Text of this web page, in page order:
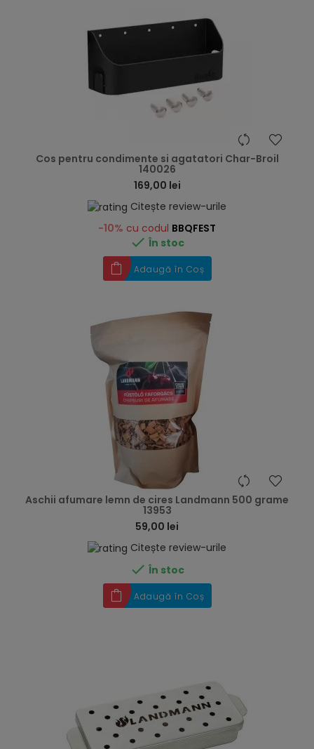
Cos pentru condimente si agatatori Char-Broil
140026
169,00 lei
Citește review-urile
-10% cu codul BBQFEST
 În stoc
Adaugă în Coș
Aschii afumare lemn de cires Landmann 500 grame
13953
59,00 lei
Citește review-urile
 În stoc
Adaugă în Coș